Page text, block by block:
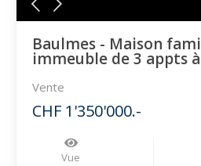
Baulmes - Maison
immeuble de 3 appts
Vente
CHF 1'350'000.-
Vue